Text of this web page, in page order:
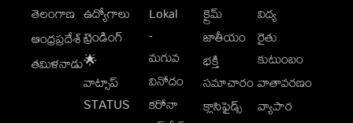
తెలంగాణ
ఆంధ్రప్రదేశ్
తమిళనాడు
ఉద్యోగాలు
ట్రెండింగ్
🌟
వాట్సాప్
STATUS
Lokal
-
మగువ
వినోదం
కరోనా
క్రైమ్
జాతీయం
భక్తి
సమాచారం
క్లాసిఫైడ్స్
విద్య
రైతు
కుటుంబం
వాతావరణం
వ్యాపార